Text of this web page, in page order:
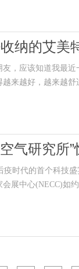
纳的艾美
，应该知道我最
越来越好，越来越舒
气研究所
疫时代的首个科技
展中心(NECC)如